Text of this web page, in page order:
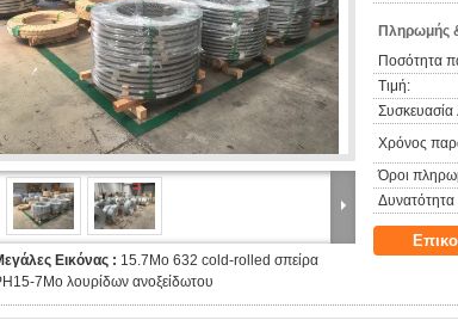
Εικόνας : 15.7Mo 632 cold-rolled σπείρα
7Mo λουρίδων ανοξείδωτου
Πληρωμής
Ποσότητα
Τιμή:
Συσκευασία
Χρόνος
Όροι